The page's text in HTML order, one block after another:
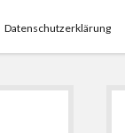
Datenschutzerklärung